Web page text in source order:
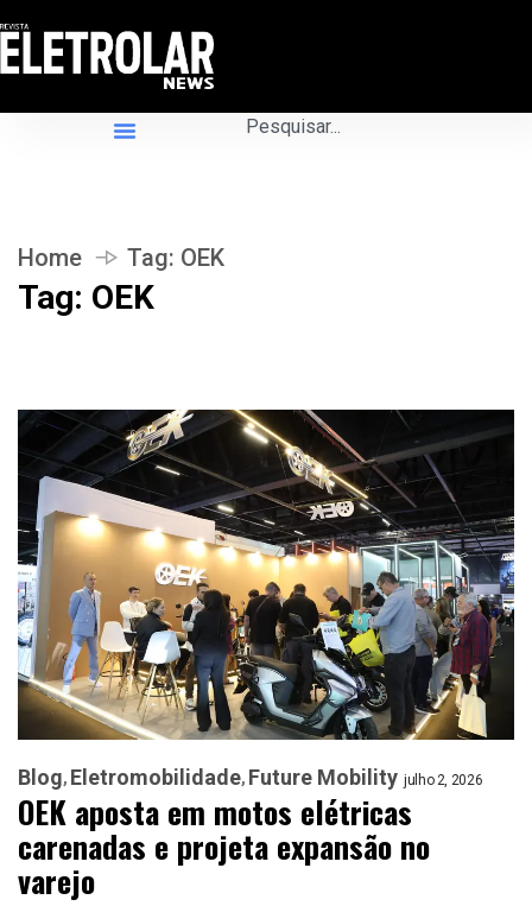
Home Tag: OEK
Tag: OEK
Blog Eletromobilidade Future Mobility julho 2, 2026
OEK aposta em motos elétricas
carenadas e projeta expansão no
varejo